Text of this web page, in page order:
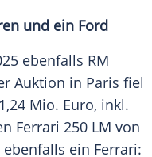
und ein Ford
ebenfalls RM
Auktion in Paris fiel
Mio. Euro, inkl.
Ferrari 250 LM von
ein Ferrari: